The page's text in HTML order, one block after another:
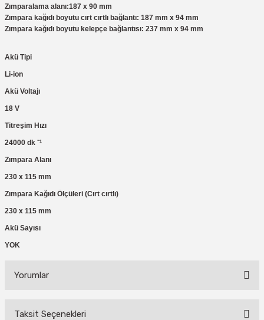
Zımparalama alanı:187 x 90 mm
Zımpara kağıdı boyutu cırt cırtlı bağlantı: 187 mm x 94 mm
Zımpara kağıdı boyutu kelepçe bağlantısı: 237 mm x 94 mm
Akü Tipi
Li-ion
Akü Voltajı
18 V
Titreşim Hızı
24000 dk ⁻¹
Zımpara Alanı
230 x 115 mm
Zımpara Kağıdı Ölçüleri (Cırt cırtlı)
230 x 115 mm
Akü Sayısı
YOK
Yorumlar
Taksit Seçenekleri